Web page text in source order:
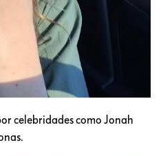
celebridades como Jonah